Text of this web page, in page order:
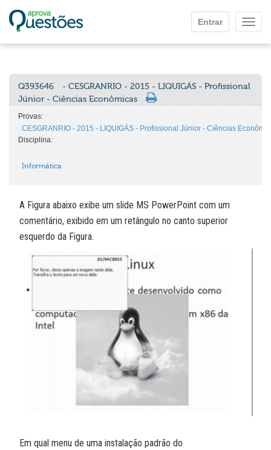
Entrar
Q393646
- CESGRANRIO - 2015 - LIQUIGÁS - Profissional
Júnior - Ciências Econômicas
Provas:
CESGRANRIO - 2015 - LIQUIGÁS - Profissional Júnior - Ciências
Disciplina:
Informática
A Figura abaixo exibe um slide MS PowerPoint com um
comentário, exibido em um retângulo no canto superior
esquerdo da Figura.
Em qual menu de uma instalação padrão do